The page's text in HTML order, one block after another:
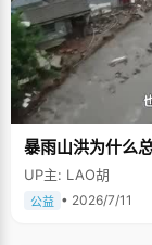
暴雨山洪为什么
UP主: LAO胡
公益 • 2026/7/11